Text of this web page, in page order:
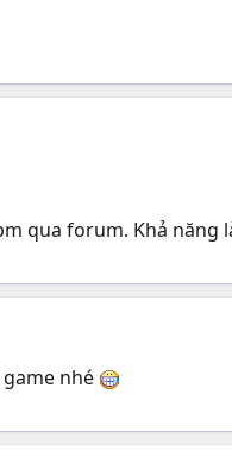
qua forum. Khả năng
nhé